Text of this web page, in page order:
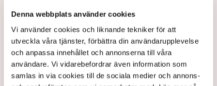
Denna webbplats använder cookies
Vi använder cookies och liknande tekniker för att
utveckla våra tjänster, förbättra din användarupplevelse
och anpassa innehållet och annonserna till våra
användare. Vi vidarebefordrar även information som
samlas in via cookies till de sociala medier och annons-
Rickard Axdorff, generalsekreterare på Svensk Torv, där
Neova är medlem. Bild: Privat, Svensk Torv, Anna Hållams/TT
Aktivister har åter lamslagit
torvbrytningen i Grimsås – den här
gången genom att klättra upp på